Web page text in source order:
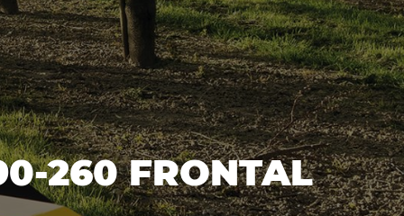
260 FRONTAL